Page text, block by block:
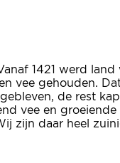
1421 werd
vee gehouden.
de rest
vee en
zijn daar heel